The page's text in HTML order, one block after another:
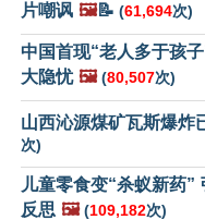
片嘲讽 🖼️📝 (61,694次)
中国首现“老人多于孩
大隐忧 🖼️ (80,507次)
山西沁源煤矿瓦斯爆炸
次)
儿童零食变“杀蚁新药”
反思 🖼️ (109,182次)